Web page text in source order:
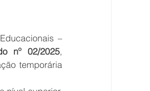
nº 02/2025,
temporária